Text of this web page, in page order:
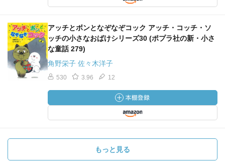
アッチとボンとなぞなぞコック アッチ・コッチ・ソ
ッチの小さなおばけシリーズ30 (ポプラ社の新・小さ
な童話 279)
角野栄子 佐々木洋子
530 3.96 12
もっと見る